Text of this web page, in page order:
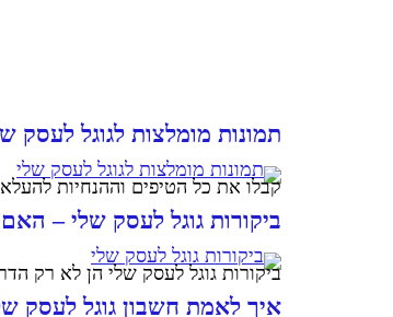
תמונות מומלצות לגוגל לעסק
קבלו את כל הטיפים וההנחיות
ביקורות גוגל לעסק שלי –
ביקורות גוגל לעסק שלי הן לא רק
איך לאמת חשבון גוגל לעסק